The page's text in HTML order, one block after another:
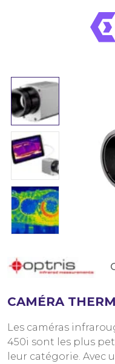
CAMÉRA
Les caméras
450i sont les plus
leur catégorie. Avec